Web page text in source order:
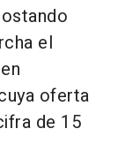
el
oferta
de 15